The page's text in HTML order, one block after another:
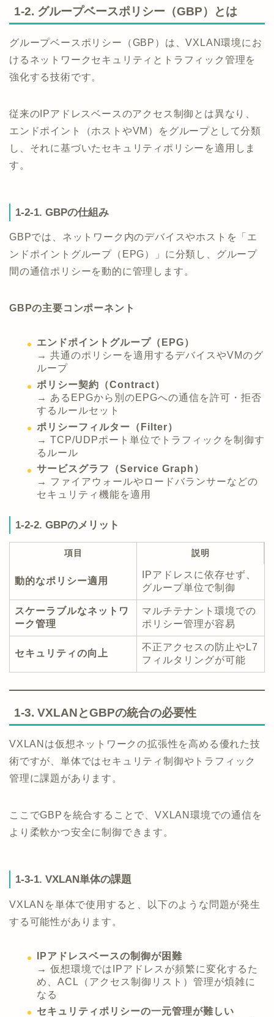
1-2. グループベースポリシー（GBP）とは
グループベースポリシー（GBP）は、VXLAN環境にお
けるネットワークセキュリティとトラフィック管理を
強化する技術です。
従来のIPアドレスベースのアクセス制御とは異なり、
エンドポイント（ホストやVM）をグループとして分類
し、それに基づいたセキュリティポリシーを適用しま
す。
1-2-1. GBPの仕組み
GBPでは、ネットワーク内のデバイスやホストを「エ
ンドポイントグループ（EPG）」に分類し、グループ
間の通信ポリシーを動的に管理します。
GBPの主要コンポーネント
エンドポイントグループ（EPG）
→ 共通のポリシーを適用するデバイスやVMのグ
ループ
ポリシー契約（Contract）
→ あるEPGから別のEPGへの通信を許可・拒否
するルールセット
ポリシーフィルター（Filter）
→ TCP/UDPポート単位でトラフィックを制御す
るルール
サービスグラフ（Service Graph）
→ ファイアウォールやロードバランサーなどの
セキュリティ機能を適用
1-2-2. GBPのメリット
項目 説明
動的なポリシー適用
IPアドレスに依存せず、
グループ単位で制御
スケーラブルなネットワ
ーク管理
マルチテナント環境での
ポリシー管理が容易
セキュリティの向上
不正アクセスの防止やL7
フィルタリングが可能
1-3. VXLANとGBPの統合の必要性
VXLANは仮想ネットワークの拡張性を高める優れた技
術ですが、単体ではセキュリティ制御やトラフィック
管理に課題があります。
ここでGBPを統合することで、VXLAN環境での通信を
より柔軟かつ安全に制御できます。
1-3-1. VXLAN単体の課題
VXLANを単体で使用すると、以下のような問題が発生
する可能性があります。
IPアドレスベースの制御が困難
→ 仮想環境ではIPアドレスが頻繁に変化するた
め、ACL（アクセス制御リスト）管理が煩雑に
なる
セキュリティポリシーの一元管理が難しい